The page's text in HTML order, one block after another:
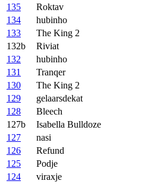
135
Roktav
134
hubinho
133
The King 2
132b
Riviat
132
hubinho
131
Tranqer
130
The King 2
129
gelaarsdekat
128
Bleech
127b
Isabella Bulldoze
127
nasi
126
Refund
125
Podje
124
viraxje